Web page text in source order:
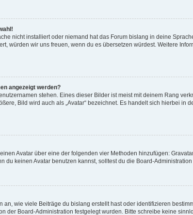
nicht installiert oder niemand hat das Forum bislang in deine
würden wir uns freuen, wenn du es übersetzen würdest. Weitere
angezeigt werden?
stehen. Eines dieser Bilder ist meist mit deinem Rang
Bild wird auch als „Avatar“ bezeichnet. Es handelt sich hierbei in
Avatar über eine der folgenden vier Methoden hinzufügen:
du keinen Avatar benutzen kannst, solltest du die Board-
an, wie viele Beiträge du bislang erstellt hast oder identifizieren
der Board-Administration festgelegt wurden. Bitte schreibe keine